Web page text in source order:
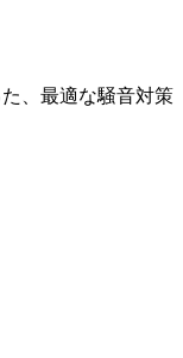
、最適な騒音対策